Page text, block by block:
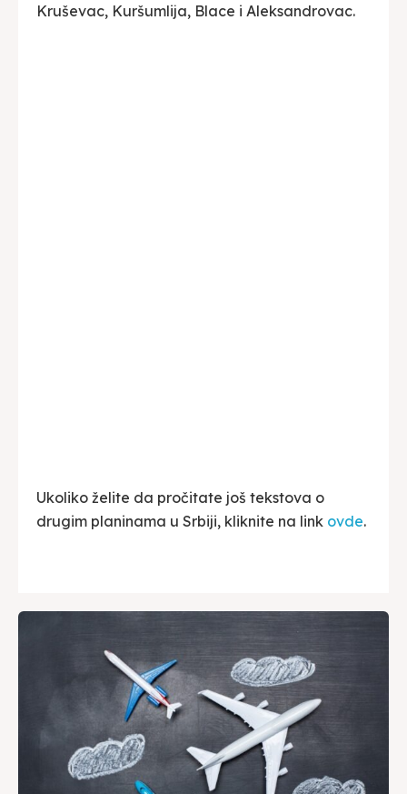
Kruševac, Kuršumlija, Blace i Aleksandrovac.
Ukoliko želite da pročitate još tekstova o
drugim planinama u Srbiji, kliknite na link ovde.